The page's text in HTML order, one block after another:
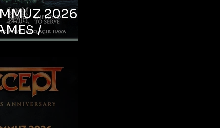
2026 –
/
DEATH /
– İstanbul,
Uniq